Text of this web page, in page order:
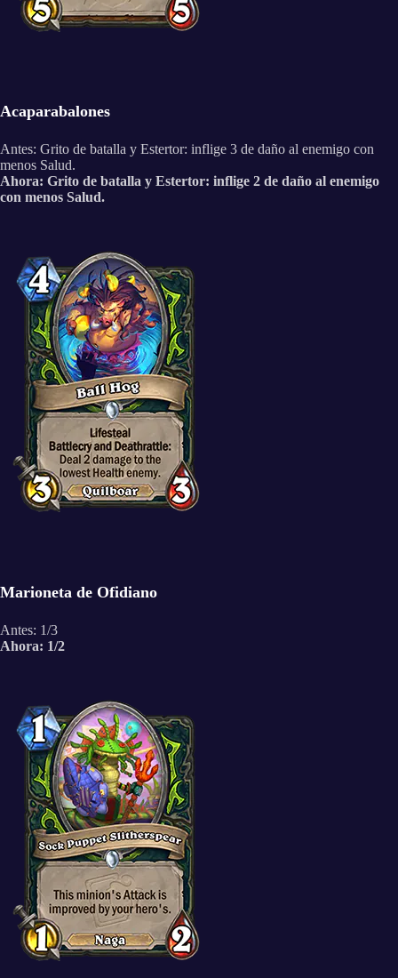
Acaparabalones
Antes: Grito de batalla y Estertor: inflige 3 de daño al enemigo con
menos Salud.
Ahora: Grito de batalla y Estertor: inflige 2 de daño al enemigo
con menos Salud.
Marioneta de Ofidiano
Antes: 1/3
Ahora: 1/2